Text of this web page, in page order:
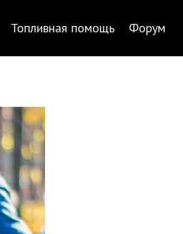
Топливная помощь Форум